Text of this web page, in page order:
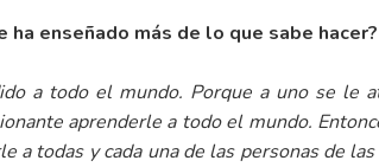
ha enseñado más de lo que sabe hacer?
a todo el mundo. Porque a uno se le
aprenderle a todo el mundo.
a todas y cada una de las personas de